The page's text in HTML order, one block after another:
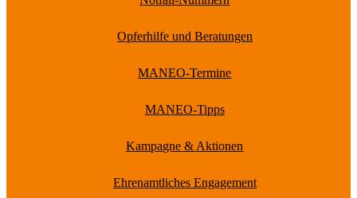
Opferhilfe und Beratungen
MANEO-Termine
MANEO-Tipps
Kampagne & Aktionen
Ehrenamtliches Engagement